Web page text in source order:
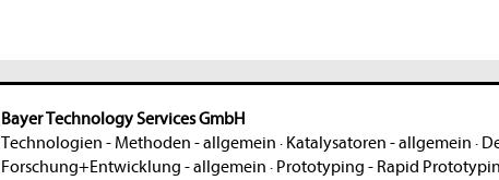
Bayer Technology Services GmbH
Technologien - Methoden - allgemein · Katalysatoren - allgemein ·
Forschung+Entwicklung - allgemein · Prototyping - Rapid